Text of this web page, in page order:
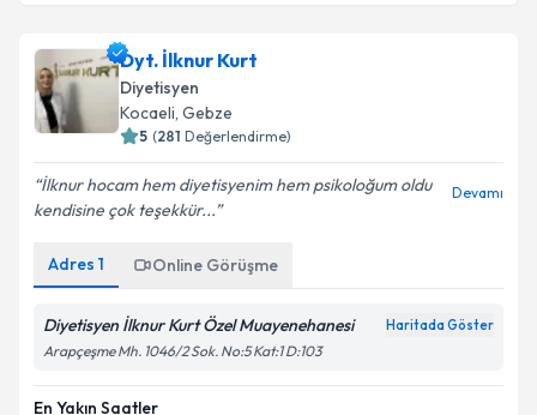
Dyt. İlknur Kurt
Diyetisyen
Kocaeli, Gebze
5 (281 Değerlendirme)
İlknur hocam hem diyetisyenim hem psikoloğum oldu
kendisine çok teşekkür...
Devamı
Adres 1 Online Görüşme
Diyetisyen İlknur Kurt Özel Muayenehanesi Haritada Göster
Arapçeşme Mh. 1046/2 Sok. No:5 Kat:1 D:103
En Yakın Saatler